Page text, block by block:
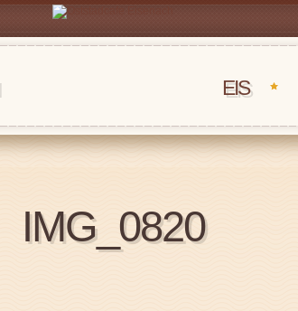
‏‏‎ ‎‏‏‎ ‎‏‏‎ ‎EIS
IMG_0820